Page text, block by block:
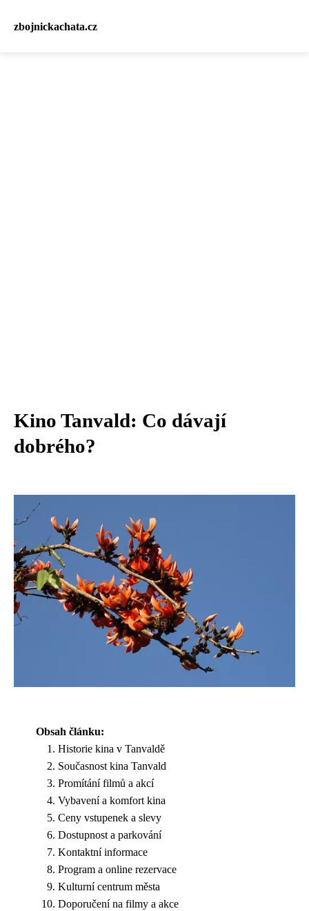
zbojnickachata.cz
Kino Tanvald: Co dávají
dobrého?
Obsah článku:
Historie kina v Tanvaldě
Současnost kina Tanvald
Promítání filmů a akcí
Vybavení a komfort kina
Ceny vstupenek a slevy
Dostupnost a parkování
Kontaktní informace
Program a online rezervace
Kulturní centrum města
Doporučení na filmy a akce